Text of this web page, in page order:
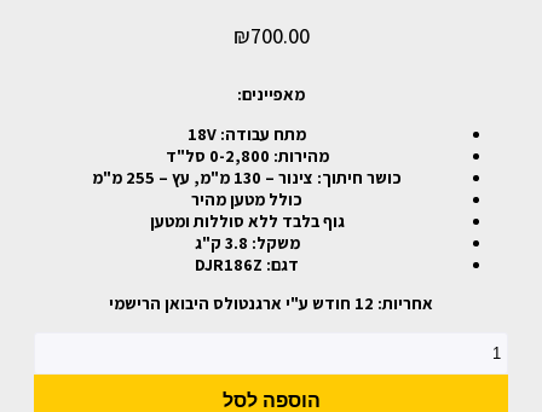
₪700.00
מאפיינים:
מתח עבודה: 18V
מהירות: 0-2,800 סל"ד
כושר חיתוך: צינור – 130 מ"מ, עץ – 255 מ"מ
כולל מטען מהיר
גוף בלבד ללא סוללות ומטען
משקל: 3.8 ק"ג
דגם: DJR186Z
אחריות: 12 חודש ע"י ארגנטולס היבואן הרישמי
הוספה לסל